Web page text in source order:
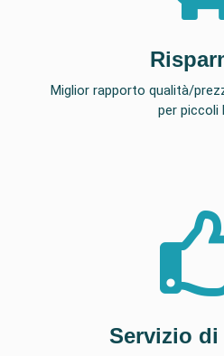
Miglior rapporto qualità/
per piccoli
Servizio